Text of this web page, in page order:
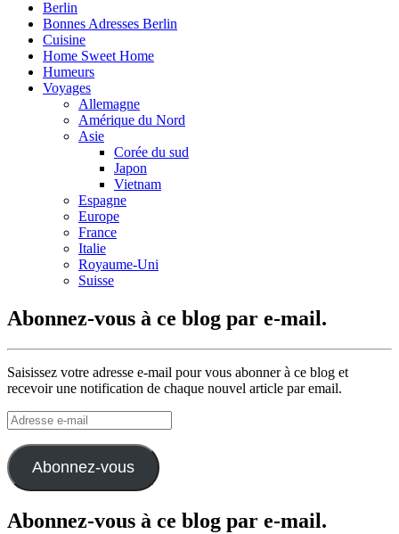
Berlin
Bonnes Adresses Berlin
Cuisine
Home Sweet Home
Humeurs
Voyages
Allemagne
Amérique du Nord
Asie
Corée du sud
Japon
Vietnam
Espagne
Europe
France
Italie
Royaume-Uni
Suisse
Abonnez-vous à ce blog par e-mail.
Saisissez votre adresse e-mail pour vous abonner à ce blog et
recevoir une notification de chaque nouvel article par email.
Adresse
e-
mail
Abonnez-vous
Abonnez-vous à ce blog par e-mail.